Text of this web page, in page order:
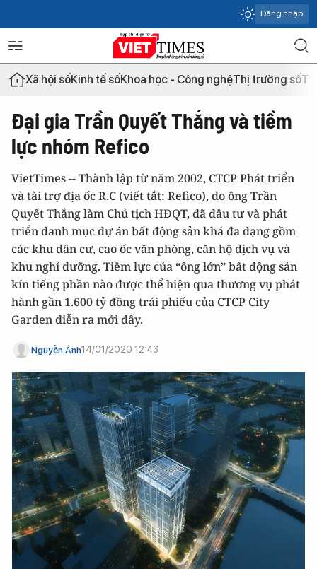
Đăng nhập
Xã hội sốKinh tế sốKhoa học - Công nghệThị trường số
Đại gia Trần Quyết Thắng và tiềm
lực nhóm Refico
VietTimes -- Thành lập từ năm 2002, CTCP Phát triển
và tài trợ địa ốc R.C (viết tắt: Refico), do ông Trần
Quyết Thắng làm Chủ tịch HĐQT, đã đầu tư và phát
triển danh mục dự án bất động sản khá đa dạng gồm
các khu dân cư, cao ốc văn phòng, căn hộ dịch vụ và
khu nghỉ dưỡng. Tiềm lực của “ông lớn” bất động sản
kín tiếng phần nào được thể hiện qua thương vụ phát
hành gần 1.600 tỷ đồng trái phiếu của CTCP City
Garden diễn ra mới đây.
Nguyễn Ánh14/01/2020 12:43